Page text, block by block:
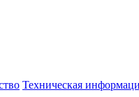
Техническая